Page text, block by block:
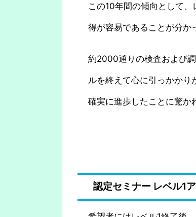
この10年間の傾向として
得が容易であることが分か
約2000通りの検査および
ルを終えて心に引っかかり
確実に進歩したことに驚か
認定セミナー レベル1